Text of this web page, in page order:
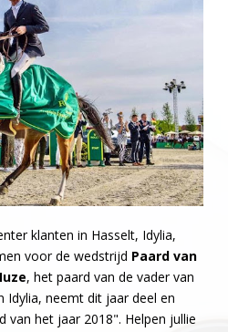
klanten in Hasselt, Idylia,
voor de wedstrijd Paard van
, het paard van de vader van
Idylia, neemt dit jaar deel en
van het jaar 2018". Helpen jullie